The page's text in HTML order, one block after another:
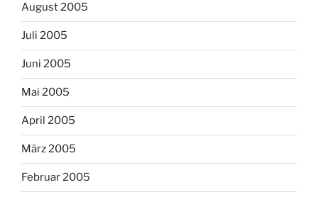
August 2005
Juli 2005
Juni 2005
Mai 2005
April 2005
März 2005
Februar 2005